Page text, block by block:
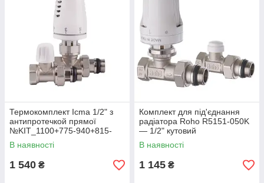
Термокомплект Icma 1/2" з
антипротечкой прямої
№KIT_1100+775-940+815-
940
В наявності
1 540 ₴
Комплект для під'єднання
радіатора Roho R5151-050K
— 1/2" кутовий
(антипротечка) (RO0117)
В наявності
1 145 ₴